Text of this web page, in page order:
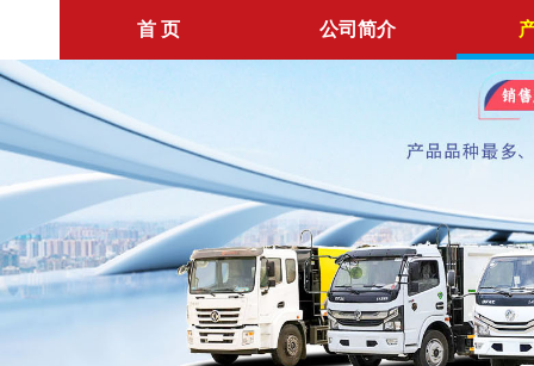
首 页 公司简介